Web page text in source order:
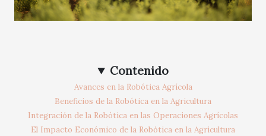
Contenido
Avances en la Robótica Agrícola
Beneficios de la Robótica en la Agricultura
Integración de la Robótica en las Operaciones Agrícolas
El Impacto Económico de la Robótica en la Agricultura